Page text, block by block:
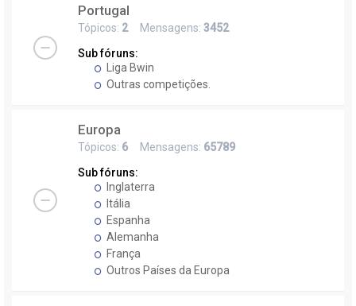
Portugal
Tópicos: 2Mensagens: 3452
Sub fóruns:
Liga Bwin
Outras competições.
Europa
Tópicos: 6 Mensagens: 65789
Sub fóruns:
Inglaterra
Itália
Espanha
Alemanha
França
Outros Países da Europa